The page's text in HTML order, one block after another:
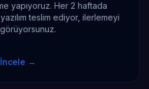
yapıyoruz. Her 2 haftada
teslim ediyor, ilerlemeyi
→